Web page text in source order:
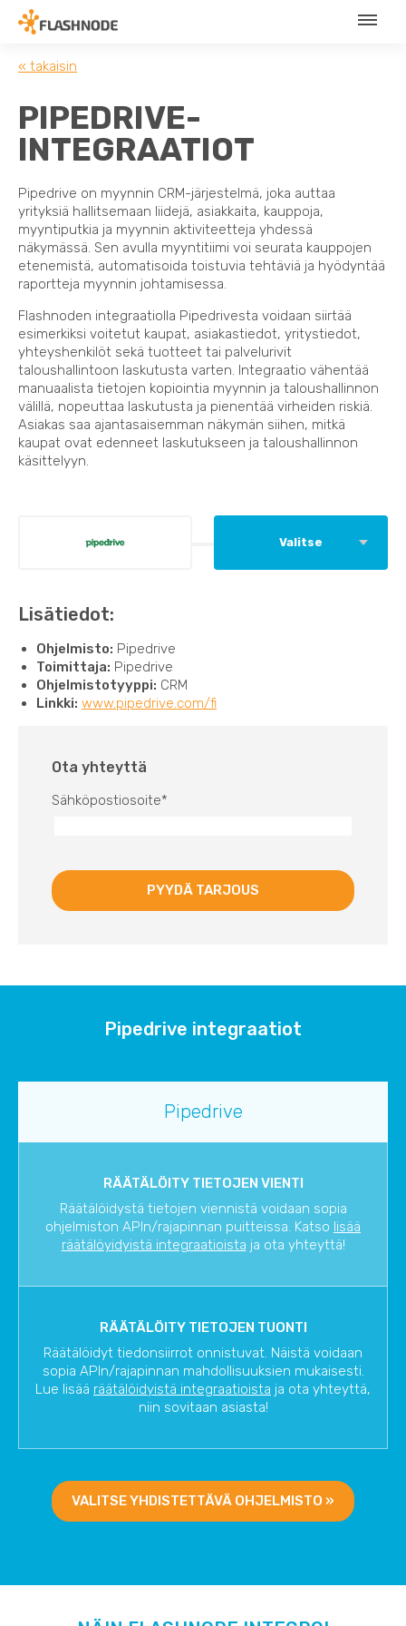
« takaisin
PIPEDRIVE-
INTEGRAATIOT
Pipedrive on myynnin CRM-järjestelmä, joka auttaa
yrityksiä hallitsemaan liidejä, asiakkaita, kauppoja,
myyntiputkia ja myynnin aktiviteetteja yhdessä
näkymässä. Sen avulla myyntitiimi voi seurata kauppojen
etenemistä, automatisoida toistuvia tehtäviä ja hyödyntää
raportteja myynnin johtamisessa.
Flashnoden integraatiolla Pipedrivesta voidaan siirtää
esimerkiksi voitetut kaupat, asiakastiedot, yritystiedot,
yhteyshenkilöt sekä tuotteet tai palvelurivit
taloushallintoon laskutusta varten. Integraatio vähentää
manuaalista tietojen kopiointia myynnin ja taloushallinnon
välillä, nopeuttaa laskutusta ja pienentää virheiden riskiä.
Asiakas saa ajantasaisemman näkymän siihen, mitkä
kaupat ovat edenneet laskutukseen ja taloushallinnon
käsittelyyn.
Valitse
Lisätiedot:
Ohjelmisto: Pipedrive
Toimittaja: Pipedrive
Ohjelmistotyyppi: CRM
Linkki: www.pipedrive.com/fi
Ota yhteyttä
Sähköpostiosoite*
Pipedrive integraatiot
Pipedrive
RÄÄTÄLÖITY TIETOJEN VIENTI
Räätälöidystä tietojen viennistä voidaan sopia
ohjelmiston APIn/rajapinnan puitteissa. Katso lisää
räätälöyidyistä integraatioista ja ota yhteyttä!
RÄÄTÄLÖITY TIETOJEN TUONTI
Räätälöidyt tiedonsiirrot onnistuvat. Näistä voidaan
sopia APIn/rajapinnan mahdollisuuksien mukaisesti.
Lue lisää räätälöidyistä integraatioista ja ota yhteyttä,
niin sovitaan asiasta!
VALITSE YHDISTETTÄVÄ OHJELMISTO »